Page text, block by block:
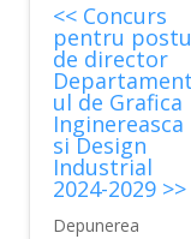
<< Concurs
pentru
de director
Departament
ul de Grafica
Inginereasca
si Design
Industrial
2024-2029 >>
Depunerea